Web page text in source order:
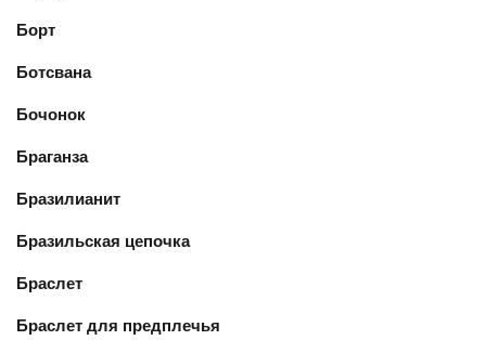
Борт
Ботсвана
Бочонок
Браганза
Бразилианит
Бразильская цепочка
Браслет
Браслет для предплечья